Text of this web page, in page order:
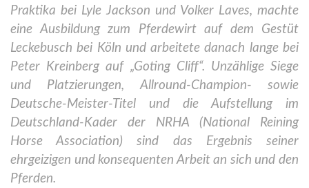
Praktika bei Lyle Jackson und Volker Laves, machte
eine Ausbildung zum Pferdewirt auf dem Gestüt
Leckebuschbei Köln und arbeitete danach lange bei
Peter Kreinberg auf „Goting Cliff“. Unzählige Siege
und Platzierungen, Allround-Champion- sowie
Deutsche-Meister-Titel und die Aufstellung im
Deutschland-Kader der NRHA (National Reining
HorseAssociation) sind das Ergebnis seiner
ehrgeizigen und konsequenten Arbeit an sich und den
Pferden.